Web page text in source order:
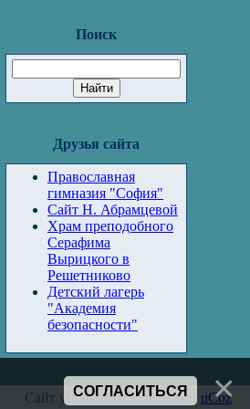
Поиск
Друзья сайта
Православная
гимназия "София"
Сайт Н. Абрамцевой
Храм преподобного
Серафима
Вырицкого в
Решетниково
Детский лагерь
"Академия
безопасности"
Сайт управляется системой uCoz
СОГЛАСИТЬСЯ